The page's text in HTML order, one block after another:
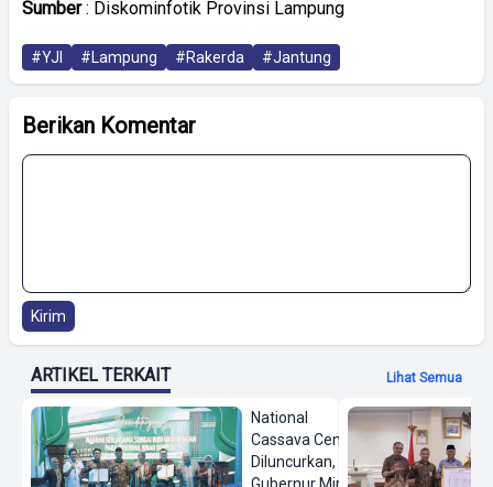
Sumber: Diskominfotik Provinsi Lampung
#YJI #Lampung #Rakerda #Jantung
Berikan Komentar
Kirim
ARTIKEL TERKAIT Lihat Semua
National
Cassava Center
Diluncurkan,